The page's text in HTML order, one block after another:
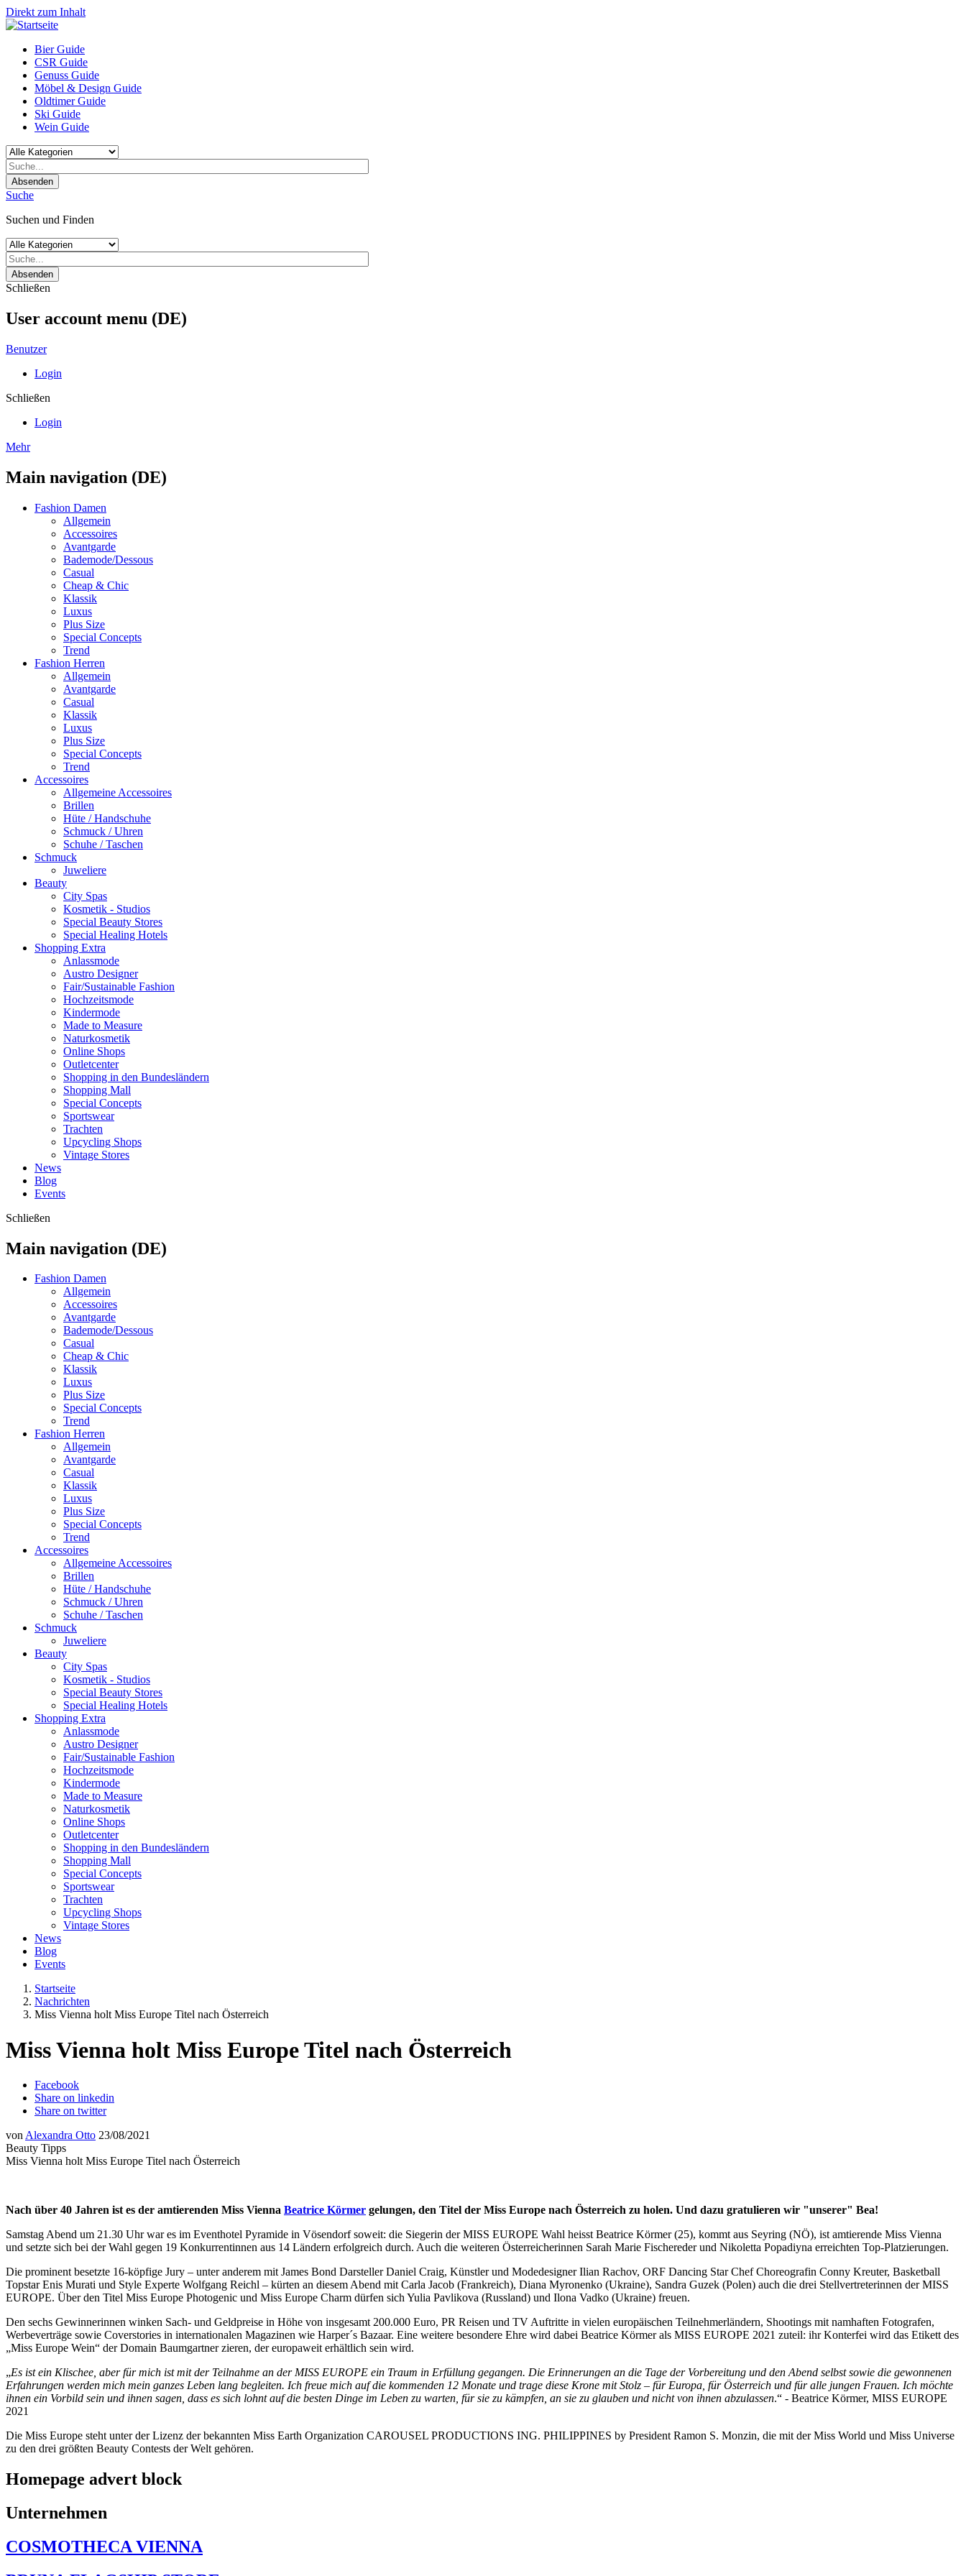
Direkt zum Inhalt
Bier Guide
CSR Guide
Genuss Guide
Möbel & Design Guide
Oldtimer Guide
Ski Guide
Wein Guide
Absenden
Suche
Suchen und Finden
Absenden
Schließen
User account menu (DE)
Benutzer
Login
Schließen
Login
Mehr
Main navigation (DE)
Fashion Damen
Allgemein
Accessoires
Avantgarde
Bademode/Dessous
Casual
Cheap & Chic
Klassik
Luxus
Plus Size
Special Concepts
Trend
Fashion Herren
Allgemein
Avantgarde
Casual
Klassik
Luxus
Plus Size
Special Concepts
Trend
Accessoires
Allgemeine Accessoires
Brillen
Hüte / Handschuhe
Schmuck / Uhren
Schuhe / Taschen
Schmuck
Juweliere
Beauty
City Spas
Kosmetik - Studios
Special Beauty Stores
Special Healing Hotels
Shopping Extra
Anlassmode
Austro Designer
Fair/Sustainable Fashion
Hochzeitsmode
Kindermode
Made to Measure
Naturkosmetik
Online Shops
Outletcenter
Shopping in den Bundesländern
Shopping Mall
Special Concepts
Sportswear
Trachten
Upcycling Shops
Vintage Stores
News
Blog
Events
Schließen
Main navigation (DE)
Fashion Damen
Allgemein
Accessoires
Avantgarde
Bademode/Dessous
Casual
Cheap & Chic
Klassik
Luxus
Plus Size
Special Concepts
Trend
Fashion Herren
Allgemein
Avantgarde
Casual
Klassik
Luxus
Plus Size
Special Concepts
Trend
Accessoires
Allgemeine Accessoires
Brillen
Hüte / Handschuhe
Schmuck / Uhren
Schuhe / Taschen
Schmuck
Juweliere
Beauty
City Spas
Kosmetik - Studios
Special Beauty Stores
Special Healing Hotels
Shopping Extra
Anlassmode
Austro Designer
Fair/Sustainable Fashion
Hochzeitsmode
Kindermode
Made to Measure
Naturkosmetik
Online Shops
Outletcenter
Shopping in den Bundesländern
Shopping Mall
Special Concepts
Sportswear
Trachten
Upcycling Shops
Vintage Stores
News
Blog
Events
Startseite
Nachrichten
Miss Vienna holt Miss Europe Titel nach Österreich
Miss Vienna holt Miss Europe Titel nach Österreich
Facebook
Share on linkedin
Share on twitter
von Alexandra Otto 23/08/2021
Beauty Tipps
Miss Vienna holt Miss Europe Titel nach Österreich
Nach über 40 Jahren ist es der amtierenden Miss Vienna Beatrice Körmer gelungen, den Titel der Miss Europe nach Österreich zu holen. Und dazu gratulieren wir "unserer" Bea!
Samstag Abend um 21.30 Uhr war es im Eventhotel Pyramide in Vösendorf soweit: die Siegerin der MISS EUROPE Wahl heisst Beatrice Körmer (25), kommt aus Seyring (NÖ), ist amtierende Miss Vienna
und setzte sich bei der Wahl gegen 19 Konkurrentinnen aus 14 Ländern erfolgreich durch. Auch die weiteren Österreicherinnen Sarah Marie Fischereder und Nikoletta Popadiyna erreichten Top-Platzierungen.
Die prominent besetzte 16-köpfige Jury – unter anderem mit James Bond Darsteller Daniel Craig, Künstler und Modedesigner Ilian Rachov, ORF Dancing Star Chef Choreografin Conny Kreuter, Basketball
Topstar Enis Murati und Style Experte Wolfgang Reichl – kürten an diesem Abend mit Carla Jacob (Frankreich), Diana Myronenko (Ukraine), Sandra Guzek (Polen) auch die drei Stellvertreterinnen der MISS
EUROPE. Über den Titel Miss Europe Photogenic und Miss Europe Charm dürfen sich Yulia Pavlikova (Russland) und Ilona Vadko (Ukraine) freuen.
Den sechs Gewinnerinnen winken Sach- und Geldpreise in Höhe von insgesamt 200.000 Euro, PR Reisen und TV Auftritte in vielen europäischen Teilnehmerländern, Shootings mit namhaften Fotografen,
Werbeverträge sowie Coverstories in internationalen Magazinen wie Harper´s Bazaar. Eine weitere besondere Ehre wird dabei Beatrice Körmer als MISS EUROPE 2021 zuteil: ihr Konterfei wird das Etikett des
„Miss Europe Wein“ der Domain Baumgartner zieren, der europaweit erhältlich sein wird.
„Es ist ein Klischee, aber für mich ist mit der Teilnahme an der MISS EUROPE ein Traum in Erfüllung gegangen. Die Erinnerungen an die Tage der Vorbereitung und den Abend selbst sowie die gewonnenen
Erfahrungen werden mich mein ganzes Leben lang begleiten. Ich freue mich auf die kommenden 12 Monate und trage diese Krone mit Stolz – für Europa, für Österreich und für alle jungen Frauen. Ich möchte
ihnen ein Vorbild sein und ihnen sagen, dass es sich lohnt auf die besten Dinge im Leben zu warten, für sie zu kämpfen, an sie zu glauben und nicht von ihnen abzulassen.“ - Beatrice Körmer, MISS EUROPE
2021
Die Miss Europe steht unter der Lizenz der bekannten Miss Earth Organization CAROUSEL PRODUCTIONS ING. PHILIPPINES by President Ramon S. Monzin, die mit der Miss World und Miss Universe
zu den drei größten Beauty Contests der Welt gehören.
Homepage advert block
Unternehmen
COSMOTHECA VIENNA